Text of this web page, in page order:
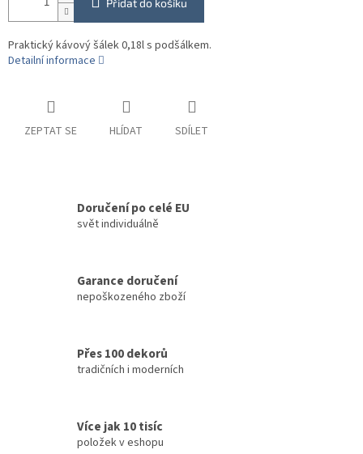
Přidat do košíku
Praktický kávový šálek 0,18l s podšálkem.
Detailní informace
ZEPTAT SE HLÍDAT SDÍLET
Doručení po celé EU
svět individuálně
Garance doručení
nepoškozeného zboží
Přes 100 dekorů
tradičních i moderních
Více jak 10 tisíc
položek v eshopu